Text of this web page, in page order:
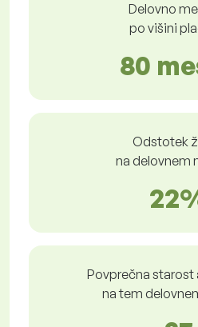
Delovno
po višini
80
Odstotek
na delovnem
Povprečna starost
na tem